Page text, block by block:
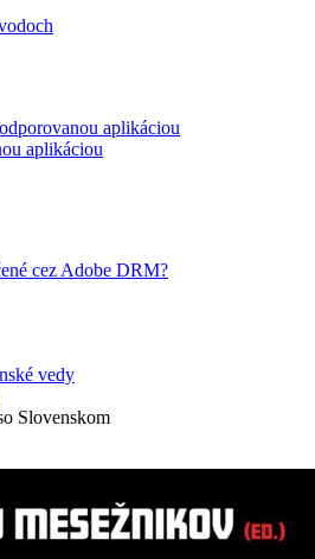
aplikáciou
aplikáciou
cez Adobe DRM?
vedy
Slovenskom